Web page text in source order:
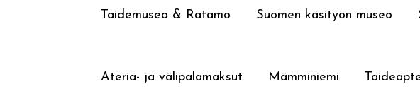
Taidemuseo & Ratamo Suomen käsityön museo
Ateria- ja välipalamaksut Mämminiemi